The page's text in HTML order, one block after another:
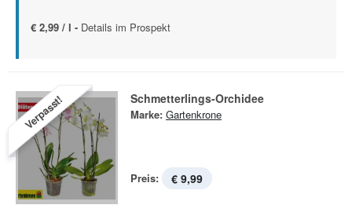
€ 2,99 / l - Details im Prospekt
Verpasst! Schmetterlings-Orchidee
Marke: Gartenkrone
Preis: € 9,99